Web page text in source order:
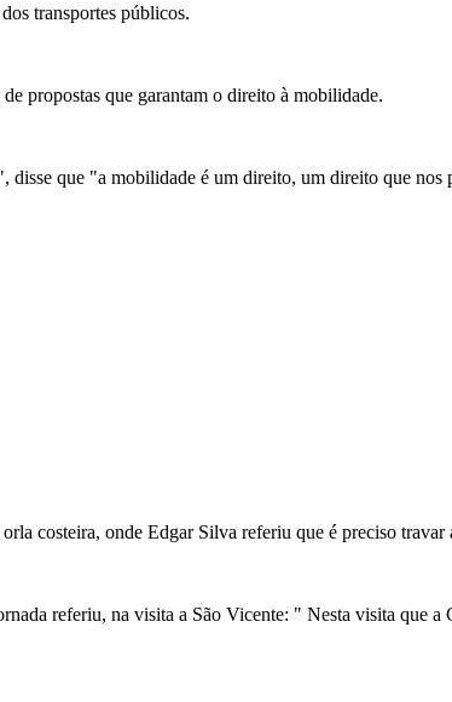
transportes públicos.
propostas que garantam o direito à mobilidade.
que "a mobilidade é um direito, um direito que nos
costeira, onde Edgar Silva referiu que é preciso
referiu, na visita a São Vicente: " Nesta visita que a